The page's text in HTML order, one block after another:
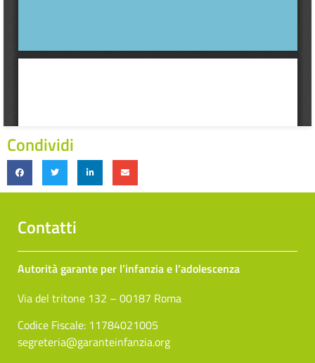
Condividi
Contatti​
Autorità garante per l’infanzia e l’adolescenza
Via del tritone 132 – 00187 Roma
Codice Fiscale: 11784021005
segreteria@garanteinfanzia.org